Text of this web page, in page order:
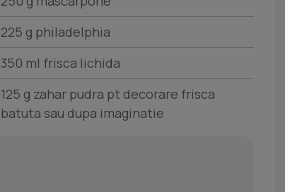
225 g philadelphia
350 ml frisca lichida
125 g zahar pudra pt decorare frisca
batuta sau dupa imaginatie